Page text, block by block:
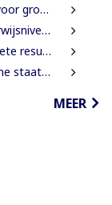
in kaart
uitdaging
MEER